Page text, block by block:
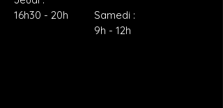
16h30 - 20h
Samedi :
9h - 12h